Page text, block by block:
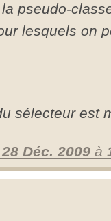
pseudo-
lesquels on
sélecteur est
28 Déc. 2009 à